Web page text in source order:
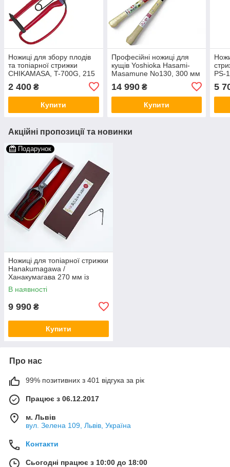
Ножиці для збору плодів
та топіарної стрижки
CHIKAMASA, T-700G, 215
мм із захистом на руків'ї
(Японія)
2 400 ₴
Купити
Професійні ножиці для
кущів Yoshioka Hasami-
Masamune No130, 300 мм
14 990₴
Купити
PS-
5
Акційні пропозиції та новинки
Подарунок
Ножиці для топіарної стрижки
Hanakumagawa /
Ханакумагава 270 мм із
захистом на руків'ї (Японія)
В наявності
9 990 ₴
Купити
Про нас
99% позитивних з 401 відгука за рік
Працює з 06.12.2017
м. Львів
вул. Зелена 109, Львів, Україна
Контакти
Сьогодні працює з 10:00 до 18:00